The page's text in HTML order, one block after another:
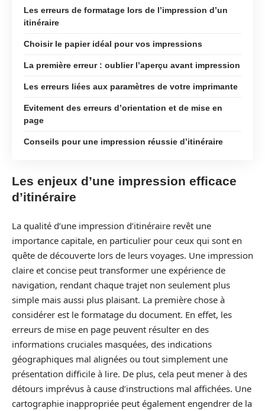
Les erreurs de formatage lors de l’impression d’un
itinéraire
Choisir le papier idéal pour vos impressions
La première erreur : oublier l’aperçu avant impression
Les erreurs liées aux paramètres de votre imprimante
Evitement des erreurs d’orientation et de mise en
page
Conseils pour une impression réussie d’itinéraire
Les enjeux d’une impression efficace
d’itinéraire
La qualité d’une impression d’itinéraire revêt une
importance capitale, en particulier pour ceux qui sont en
quête de découverte lors de leurs voyages. Une impression
claire et concise peut transformer une expérience de
navigation, rendant chaque trajet non seulement plus
simple mais aussi plus plaisant. La première chose à
considérer est le formatage du document. En effet, les
erreurs de mise en page peuvent résulter en des
informations cruciales masquées, des indications
géographiques mal alignées ou tout simplement une
présentation difficile à lire. De plus, cela peut mener à des
détours imprévus à cause d’instructions mal affichées. Une
cartographie inappropriée peut également engendrer de la